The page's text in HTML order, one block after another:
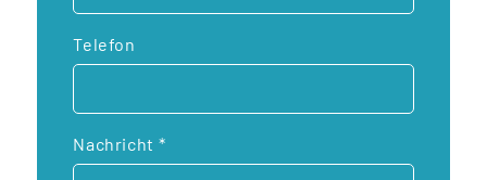
Telefon
Nachricht *